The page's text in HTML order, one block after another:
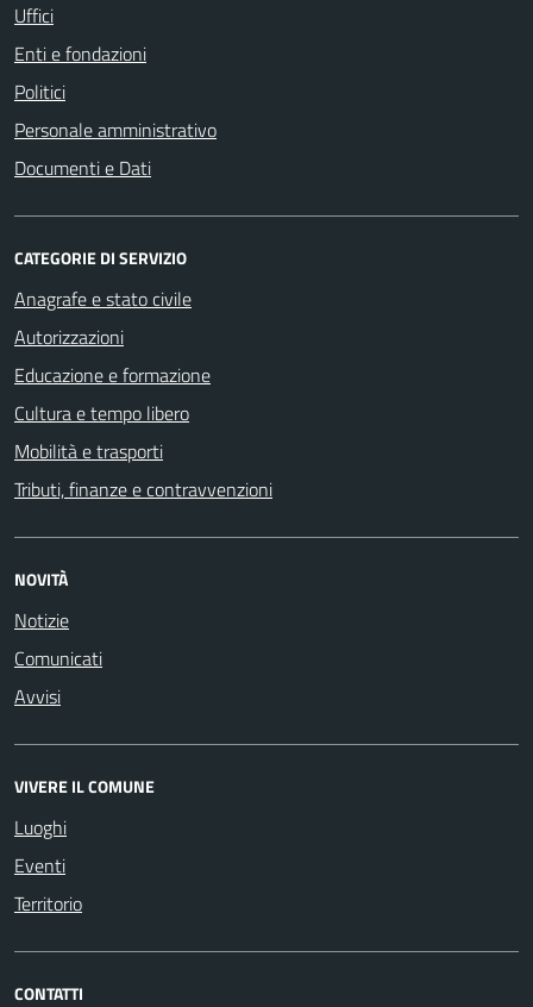
Uffici
Enti e fondazioni
Politici
Personale amministrativo
Documenti e Dati
CATEGORIE DI SERVIZIO
Anagrafe e stato civile
Autorizzazioni
Educazione e formazione
Cultura e tempo libero
Mobilità e trasporti
Tributi, finanze e contravvenzioni
NOVITÀ
Notizie
Comunicati
Avvisi
VIVERE IL COMUNE
Luoghi
Eventi
Territorio
CONTATTI